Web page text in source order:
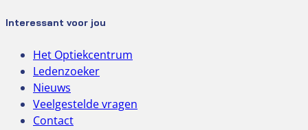
Interessant voor jou
Het Optiekcentrum
Ledenzoeker
Nieuws
Veelgestelde vragen
Contact